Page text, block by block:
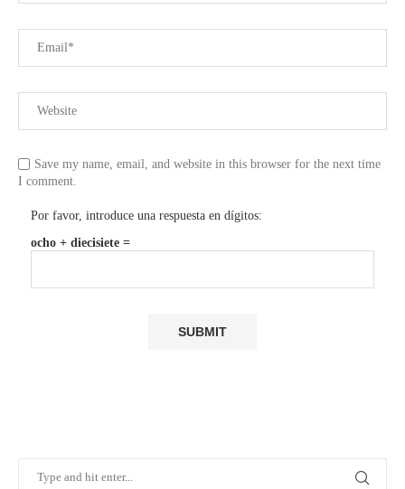
Save my name, email, and website in this browser for the next time
I comment.
Por favor, introduce una respuesta en dígitos:
ocho + diecisiete =